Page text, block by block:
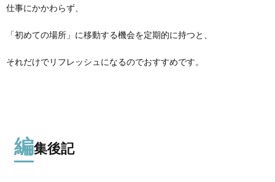
仕事にかかわらず、
「初めての場所」に移動する機会を定期的に持つと、
それだけでリフレッシュになるのでおすすめです。
編集後記